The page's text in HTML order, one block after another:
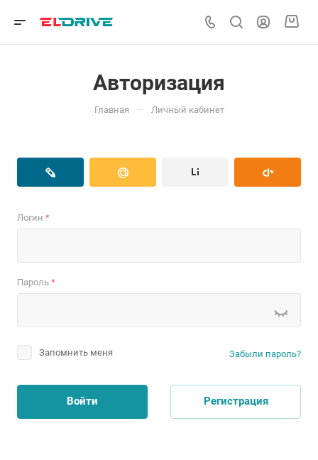
Авторизация
Главная — Личный кабинет
Логин *
Пароль *
Запомнить меня Забыли пароль?
Войти Регистрация